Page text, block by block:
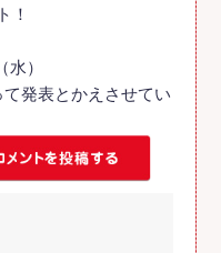
！
）
て発表とかえさせてい